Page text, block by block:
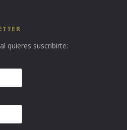
quieres suscribirte: